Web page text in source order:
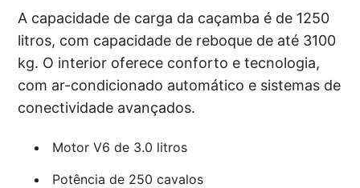
A capacidade de carga da caçamba é de 1250
litros, com capacidade de reboque de até 3100
kg. O interior oferece conforto e tecnologia,
com ar-condicionado automático e sistemas de
conectividade avançados.
Motor V6 de 3.0 litros
Potência de 250 cavalos